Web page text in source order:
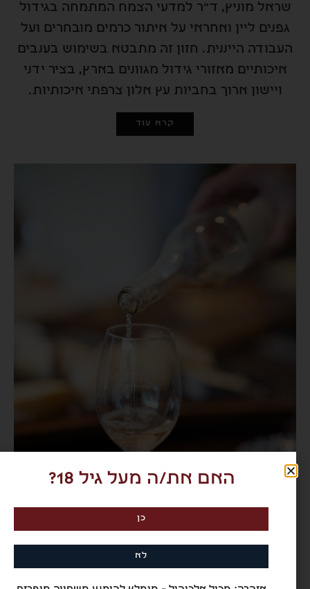
מוניץ, ד"ר למדעי הצמח המתמחה בגידול
ליין ואחראי על איתור כרמים מובחרים ועל
הייננית. חזון זה מתבטא בשימוש בענבים
מאזורי גידול מגוונים בארץ, בציר ידני
ויישון ארוך בחביות עץ אלון צרפתי איכותיות.
קרא עוד
האם את/ה מעל גיל 18?